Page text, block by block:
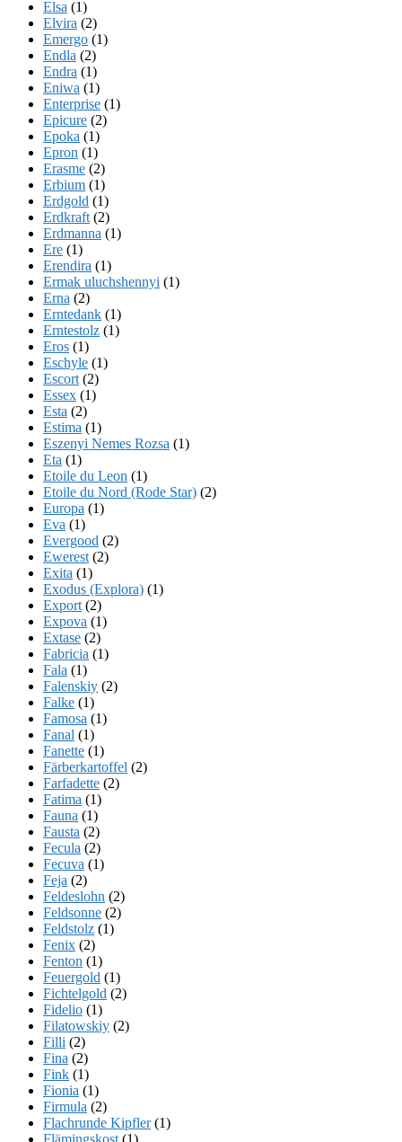
Elsa (1)
Elvira (2)
Emergo (1)
Endla (2)
Endra (1)
Eniwa (1)
Enterprise (1)
Epicure (2)
Epoka (1)
Epron (1)
Erasme (2)
Erbium (1)
Erdgold (1)
Erdkraft (2)
Erdmanna (1)
Ere (1)
Erendira (1)
Ermak uluchshennyi (1)
Erna (2)
Erntedank (1)
Erntestolz (1)
Eros (1)
Eschyle (1)
Escort (2)
Essex (1)
Esta (2)
Estima (1)
Eszenyi Nemes Rozsa (1)
Eta (1)
Etoile du Leon (1)
Etoile du Nord (Rode Star) (2)
Europa (1)
Eva (1)
Evergood (2)
Ewerest (2)
Exita (1)
Exodus (Explora) (1)
Export (2)
Expova (1)
Extase (2)
Fabricia (1)
Fala (1)
Falenskiy (2)
Falke (1)
Famosa (1)
Fanal (1)
Fanette (1)
Färberkartoffel (2)
Farfadette (2)
Fatima (1)
Fauna (1)
Fausta (2)
Fecula (2)
Fecuva (1)
Feja (2)
Feldeslohn (2)
Feldsonne (2)
Feldstolz (1)
Fenix (2)
Fenton (1)
Feuergold (1)
Fichtelgold (2)
Fidelio (1)
Filatowskiy (2)
Filli (2)
Fina (2)
Fink (1)
Fionia (1)
Firmula (2)
Flachrunde Kipfler(1)
Flämingskost (1)